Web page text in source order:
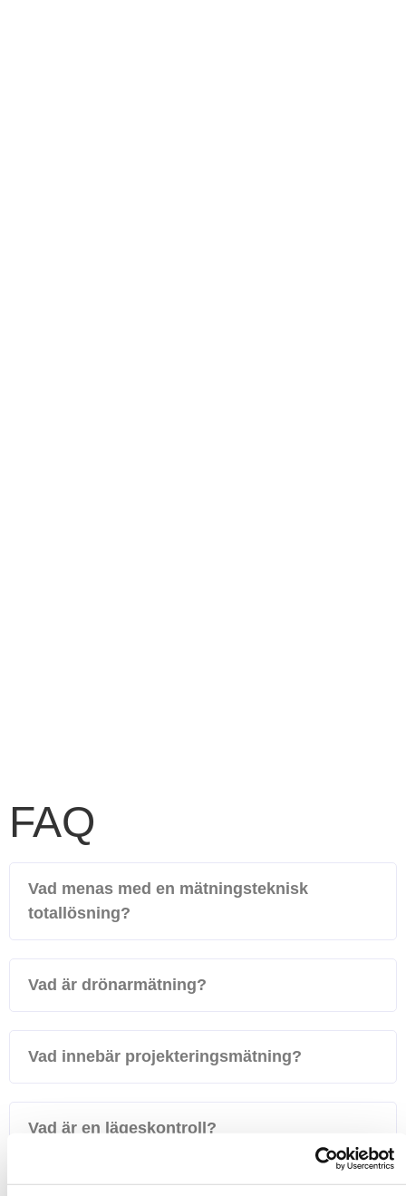
FAQ
Vad menas med en mätningsteknisk
totallösning?
Vad är drönarmätning?
Vad innebär projekteringsmätning?
Vad är en lägeskontroll?